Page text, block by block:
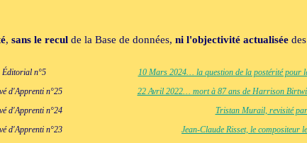
, sans le recul de la Base de données, ni l'objectivité actualisée
Éditorial n°5
10 Mars 2024… la question de la postérité pour
d'Apprenti n°25
22 Avril 2022… mort à 87 ans de Harrison
d'Apprenti n°24
Tristan Murail, revisité
d'Apprenti n°23
Jean-Claude Risset, le compositeur